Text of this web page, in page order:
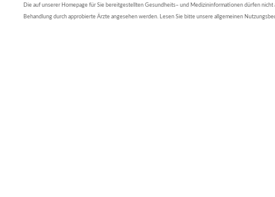
Die auf unserer Homepage für Sie bereitgestellten Gesundheits– und Medizininformationen dürfen nicht
Behandlung durch approbierte Ärzte angesehen werden. Lesen Sie bitte unsere allgemeinen